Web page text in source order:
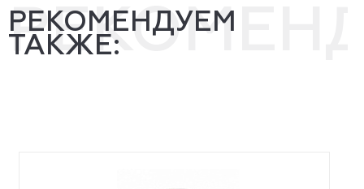
РЕКОМЕНДУЕМ
ТАКЖЕ: